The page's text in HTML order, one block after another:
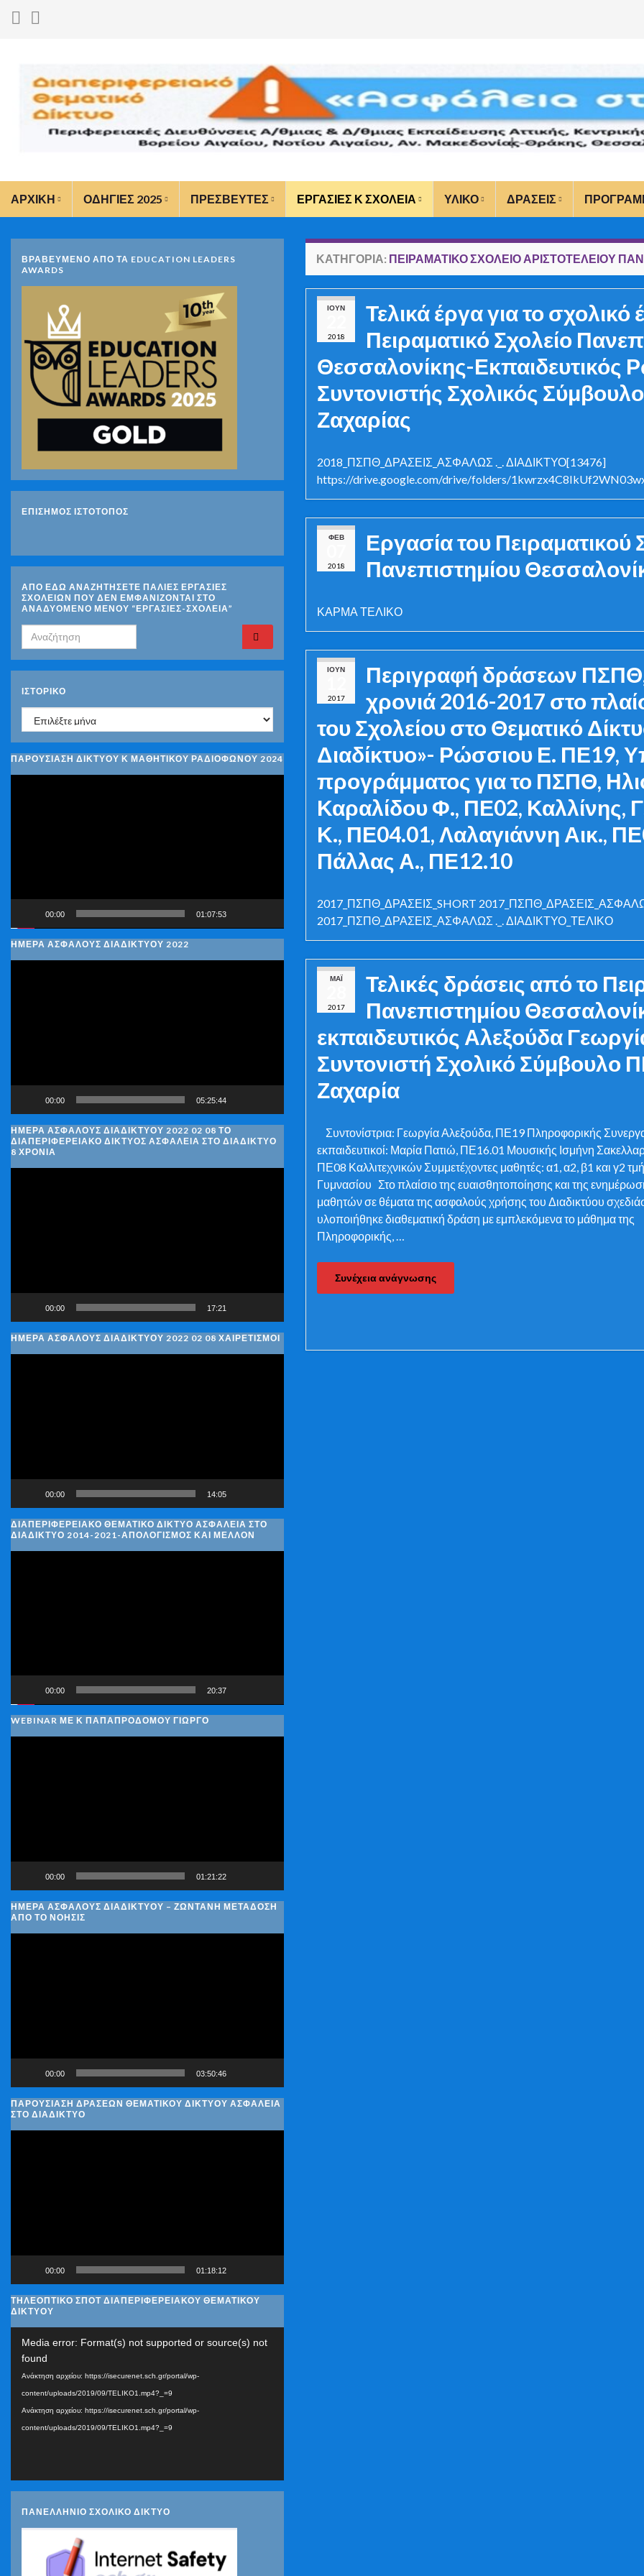
ΑΡΧΙΚΗ ΟΔΗΓΙΕΣ 2025 ΠΡΕΣΒΕΥΤΕΣ ΕΡΓΑΣΙΕΣ Κ ΣΧΟΛΕΙΑ ΥΛΙΚΟ ΔΡΑΣΕΙΣ
ΚΑΤΗΓΟΡΊΑ: ΠΕΙΡΑΜΑΤΙΚΟ ΣΧΟΛΕΙΟ ΑΡΙΣΤΟΤΕΛΕΙΟΥ
ΙΟΎΝ
2018
Τελικά έργα για το
Πειραματικό Σχολείο
Θεσσαλονίκης-Εκπαιδευτικός
Συντονιστής Σχολικός
Ζαχαρίας
2018_ΠΣΠΘ_ΔΡΑΣΕΙΣ_ΑΣΦΑΛΩΣ ._. ΔΙΑΔΙΚΤΥΟ[13476]
https://drive.google.com/drive/folders/
ΦΕΒ
2018
Εργασία του Πειραματικού
Πανεπιστημίου
ΚΑΡΜΑ ΤΕΛΙΚΟ
ΙΟΎΝ
2017
Περιγραφή δράσεων ΠΣΠΘ,
χρονιά 2016-2017 στο
του Σχολείου στο Θεματικό
Διαδίκτυο»- Ρώσσιου Ε. ΠΕ19,
προγράμματος για το ΠΣΠΘ,
Καραλίδου Φ., ΠΕ02, Καλλίνης,
Κ., ΠΕ04.01, Λαλαγιάννη Αικ.,
Πάλλας Α., ΠΕ12.10
2017_ΠΣΠΘ_ΔΡΑΣΕΙΣ_SHORT
2017_ΠΣΠΘ_ΔΡΑΣΕΙΣ_ΑΣΦΑΛΩΣ ._. ΔΙΑΔΙΚΤΥΟ_ΤΕΛΙΚΟ
ΜΆΙ
2017
Τελικές δράσεις από το
Πανεπιστημίου
εκπαιδευτικός Αλεξούδα
Συντονιστή Σχολικό Σύμβουλο
Ζαχαρία
Συντονίστρια: Γεωργία Αλεξούδα, ΠΕ19 Πληροφορικής
εκπαιδευτικοί: Μαρία Πατιώ, ΠΕ16.01 Μουσικής Ισμήνη
ΠΕ08 Καλλιτεχνικών Συμμετέχοντες μαθητές: α1, α2, β1 και γ2
Γυμνασίου Στο πλαίσιο της ευαισθητοποίησης και της
μαθητών σε θέματα της ασφαλούς χρήσης του Διαδικτύου
υλοποιήθηκε διαθεματική δράση με εμπλεκόμενα το μάθημα της
Πληροφορικής, …
Συνέχεια ανάγνωσης
ΒΡΑΒΕΥΜΕΝΟ ΑΠΟ ΤΑ EDUCATION LEADERS
AWARDS
ΕΠΙΣΗΜΟΣ ΙΣΤΟΤΟΠΟΣ
ΑΠΟ ΕΔΩ ΑΝΑΖΗΤΗΣΕΤΕ ΠΑΛΙΕΣ ΕΡΓΑΣΙΕΣ
ΣΧΟΛΕΙΩΝ ΠΟΥ ΔΕΝ ΕΜΦΑΝΙΖΟΝΤΑΙ ΣΤΟ
ΑΝΑΔΥΟΜΕΝΟ ΜΕΝΟΥ “ΕΡΓΑΣΙΕΣ-ΣΧΟΛΕΙΑ”
Search for:
ΙΣΤΟΡΙΚΌ
Ιστορικό
ΠΑΡΟΥΣΙΑΣΗ ΔΙΚΤΥΟΥ Κ ΜΑΘΗΤΙΚΟΥ ΡΑΔΙΟΦΩΝΟΥ 2024
00:00 01:07:53
ΗΜΕΡΑ ΑΣΦΑΛΟΥΣ ΔΙΑΔΙΚΤΥΟΥ 2022
00:00 05:25:44
ΗΜΈΡΑ ΑΣΦΑΛΟΎΣ ΔΙΑΔΙΚΤΎΟΥ 2022 02 08 ΤΟ
ΔΙΑΠΕΡΙΦΕΡΕΙΑΚΌ ΔΊΚΤΥΟΣ ΑΣΦΆΛΕΙΑ ΣΤΟ ΔΙΑΔΊΚΤΥΟ
8 ΧΡΌΝΙΑ
00:00 17:21
ΗΜΈΡΑ ΑΣΦΑΛΟΎΣ ΔΙΑΔΙΚΤΎΟΥ 2022 02 08 ΧΑΙΡΕΤΙΣΜΟΊ
00:00 14:05
ΔΙΑΠΕΡΙΦΕΡΕΙΑΚΌ ΘΕΜΑΤΙΚΌ ΔΊΚΤΥΟ ΑΣΦΆΛΕΙΑ ΣΤΟ
ΔΙΑΔΊΚΤΥΟ 2014-2021-ΑΠΟΛΟΓΙΣΜΌΣ ΚΑΙ ΜΈΛΛΟΝ
00:00 20:37
WEBINAR ΜΕ Κ ΠΑΠΑΠΡΟΔΌΜΟΥ ΓΙΏΡΓΟ
00:00 01:21:22
ΗΜΈΡΑ ΑΣΦΑΛΟΎΣ ΔΙΑΔΙΚΤΎΟΥ – ΖΩΝΤΑΝΉ ΜΕΤΆΔΟΣΗ
ΑΠΌ ΤΟ ΝΟΗΣΙΣ
00:00 03:50:46
ΠΑΡΟΥΣΊΑΣΗ ΔΡΆΣΕΩΝ ΘΕΜΑΤΙΚΟΎ ΔΙΚΤΎΟΥ ΑΣΦΆΛΕΙΑ
ΣΤΟ ΔΙΑΔΊΚΤΥΟ
00:00 01:18:12
ΤΗΛΕΟΠΤΙΚΟ ΣΠΟΤ ΔΙΑΠΕΡΙΦΕΡΕΙΑΚΟΥ ΘΕΜΑΤΙΚΟΥ
ΔΙΚΤΥΟΥ
Αναπαραγωγής
Media error: Format(s) not supported or source(s) not
found
Ανάκτηση αρχείου: https://isecurenet.sch.gr/portal/wp-
content/uploads/2019/09/TELIKO1.mp4?_=9
Ανάκτηση αρχείου: https://isecurenet.sch.gr/portal/wp-
content/uploads/2019/09/TELIKO1.mp4?_=9
ΠΑΝΕΛΛΗΝΙΟ ΣΧΟΛΙΚΟ ΔΙΚΤΥΟ